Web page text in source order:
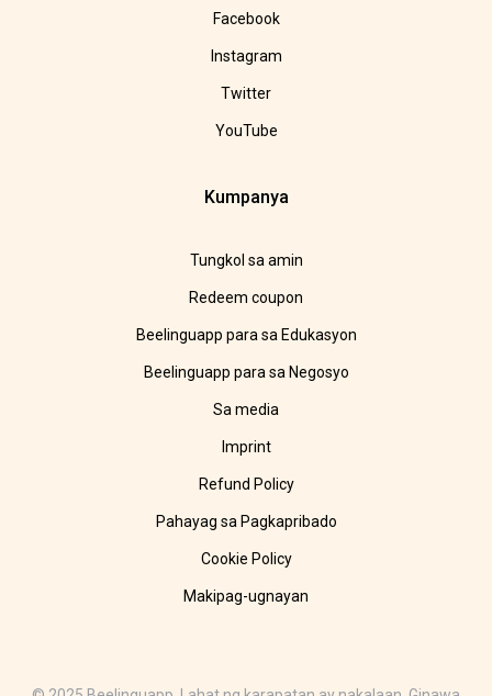
Facebook
Instagram
Twitter
YouTube
Kumpanya
Tungkol sa amin
Redeem coupon
Beelinguapp para sa Edukasyon
Beelinguapp para sa Negosyo
Sa media
Imprint
Refund Policy
Pahayag sa Pagkapribado
Cookie Policy
Makipag-ugnayan